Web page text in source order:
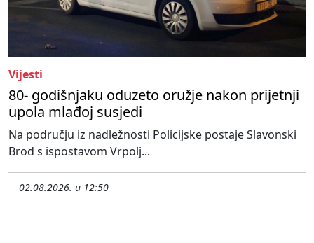
Vijesti
80- godišnjaku oduzeto oružje nakon prijetnji
upola mlađoj susjedi
Na području iz nadležnosti Policijske postaje Slavonski
Brod s ispostavom Vrpolj...
02.08.2026. u 12:50